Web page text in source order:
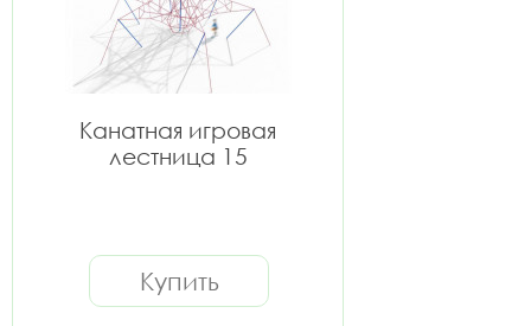
Канатная игровая
лестница 15
Купить